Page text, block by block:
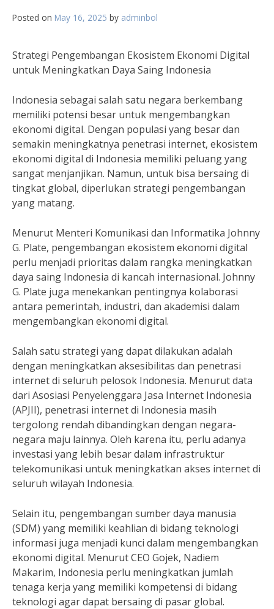
Posted on May 16, 2025 by adminbol
Strategi Pengembangan Ekosistem Ekonomi Digital
untuk Meningkatkan Daya Saing Indonesia
Indonesia sebagai salah satu negara berkembang
memiliki potensi besar untuk mengembangkan
ekonomi digital. Dengan populasi yang besar dan
semakin meningkatnya penetrasi internet, ekosistem
ekonomi digital di Indonesia memiliki peluang yang
sangat menjanjikan. Namun, untuk bisa bersaing di
tingkat global, diperlukan strategi pengembangan
yang matang.
Menurut Menteri Komunikasi dan Informatika Johnny
G. Plate, pengembangan ekosistem ekonomi digital
perlu menjadi prioritas dalam rangka meningkatkan
daya saing Indonesia di kancah internasional. Johnny
G. Plate juga menekankan pentingnya kolaborasi
antara pemerintah, industri, dan akademisi dalam
mengembangkan ekonomi digital.
Salah satu strategi yang dapat dilakukan adalah
dengan meningkatkan aksesibilitas dan penetrasi
internet di seluruh pelosok Indonesia. Menurut data
dari Asosiasi Penyelenggara Jasa Internet Indonesia
(APJII), penetrasi internet di Indonesia masih
tergolong rendah dibandingkan dengan negara-
negara maju lainnya. Oleh karena itu, perlu adanya
investasi yang lebih besar dalam infrastruktur
telekomunikasi untuk meningkatkan akses internet di
seluruh wilayah Indonesia.
Selain itu, pengembangan sumber daya manusia
(SDM) yang memiliki keahlian di bidang teknologi
informasi juga menjadi kunci dalam mengembangkan
ekonomi digital. Menurut CEO Gojek, Nadiem
Makarim, Indonesia perlu meningkatkan jumlah
tenaga kerja yang memiliki kompetensi di bidang
teknologi agar dapat bersaing di pasar global.